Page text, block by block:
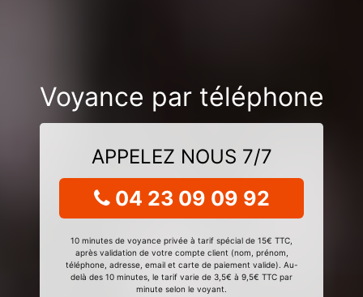
Voyance par téléphone
APPELEZ NOUS 7/7
04 23 09 09 92
10 minutes de voyance privée à tarif spécial de 15€ TTC,
après validation de votre compte client (nom, prénom,
téléphone, adresse, email et carte de paiement valide). Au-
delà des 10 minutes, le tarif varie de 3,5€ à 9,5€ TTC par
minute selon le voyant.